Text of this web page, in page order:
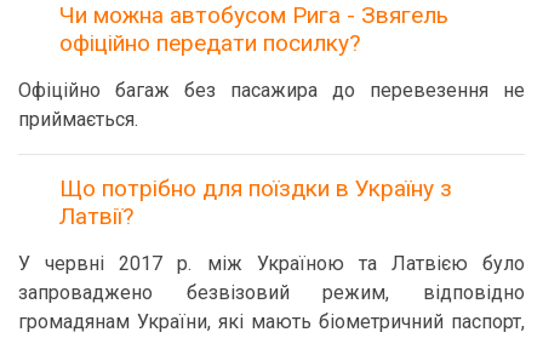
Чи можна автобусом Рига - Звягель
офіційно передати посилку?
Офіційно багаж без пасажира до перевезення не
приймається.
Що потрібно для поїздки в Україну з
Латвії?
У червні 2017 р. між Україною та Латвією було
запроваджено безвізовий режим, відповідно
громадянам України, які мають біометричний паспорт,